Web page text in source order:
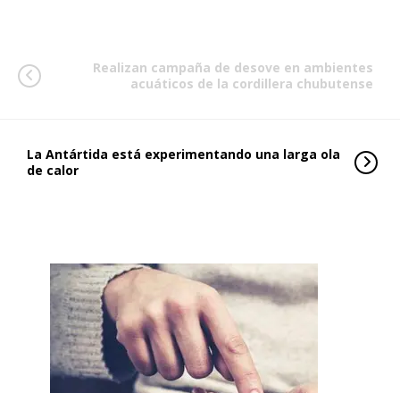
Realizan campaña de desove en ambientes
acuáticos de la cordillera chubutense
La Antártida está experimentando una larga ola
de calor